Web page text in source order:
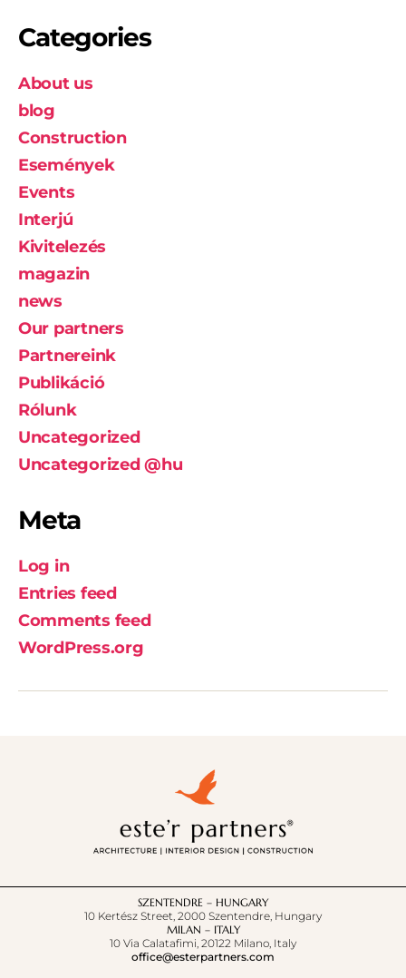
Categories
About us
blog
Construction
Események
Events
Interjú
Kivitelezés
magazin
news
Our partners
Partnereink
Publikáció
Rólunk
Uncategorized
Uncategorized @hu
Meta
Log in
Entries feed
Comments feed
WordPress.org
SZENTENDRE – HUNGARY
10 Kertész Street, 2000 Szentendre, Hungary
MILAN – ITALY
10 Via Calatafimi, 20122 Milano, Italy
office@esterpartners.com